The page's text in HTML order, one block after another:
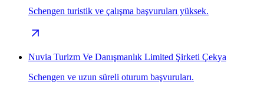
Schengen turistik ve çalışma başvuruları yüksek.
Nuvia Turizm Ve Danışmanlık Limited Şirketi Çekya
Schengen ve uzun süreli oturum başvuruları.